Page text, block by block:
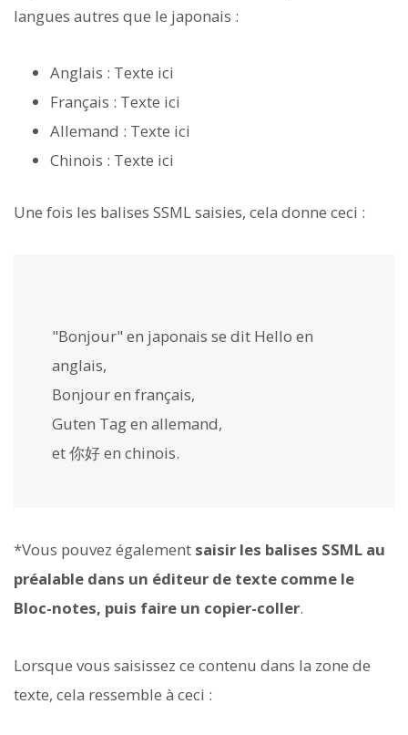
langues autres que le japonais :
Anglais : Texte ici
Français : Texte ici
Allemand : Texte ici
Chinois : Texte ici
Une fois les balises SSML saisies, cela donne ceci :
"Bonjour" en japonais se dit Hello en
anglais,
Bonjouren français,
Guten Tagen allemand,
et你好en chinois.
*Vous pouvez également saisir les balises SSML au
préalable dans un éditeur de texte comme le
Bloc-notes, puis faire un copier-coller.
Lorsque vous saisissez ce contenu dans la zone de
texte, cela ressemble à ceci :